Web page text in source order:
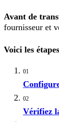
Avant de
fournisseur et
Voici les
01
02
Vérifiez